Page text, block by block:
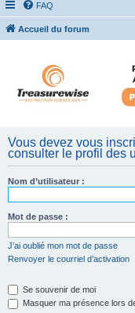
FAQ
Accueil du forum
Vous devez vous
consulter le profil des
Nom d’utilisateur :
Mot de passe :
J’ai oublié mon mot de passe
Renvoyer le courriel d’activation
Se souvenir de moi
Masquer ma présence lors